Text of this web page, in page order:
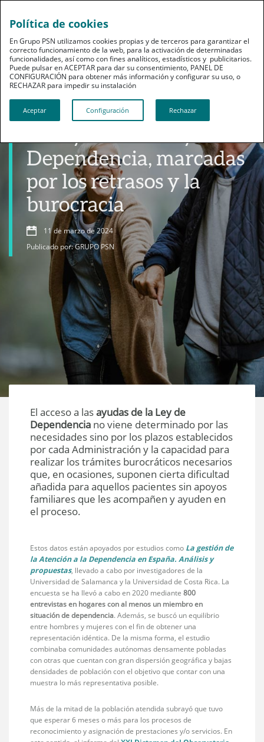
Dependencia
Dependencia, marcadas
por los retrasos y la
burocracia
11 de marzo de 2024
Publicado por: GRUPO PSN
El acceso a lasayudas de la Ley de
Dependencia no viene determinado por las
necesidades sino por los plazos establecidos
por cada Administración y la capacidad para
realizar los trámites burocráticos necesarios
que, en ocasiones, suponen cierta dificultad
añadida para aquellos pacientes sin apoyos
familiares que les acompañen y ayuden en
el proceso.
Estos datos están apoyados por estudios como La gestión de
la Atención a la Dependencia en España. Análisis y
propuestas, llevado a cabo por investigadores de la
Universidad de Salamanca y la Universidad de Costa Rica. La
encuesta se ha llevó a cabo en 2020 mediante800
entrevistas en hogares con al menos un miembro en
situación de dependencia. Además, se buscó un equilibrio
entre hombres y mujeres con el fin de obtener una
representación idéntica. De la misma forma, el estudio
combinaba comunidades autónomas densamente pobladas
con otras que cuentan con gran dispersión geográfica y bajas
densidades de población con el objetivo que contar con una
muestra lo más representativa posible.
Más de la mitad de la población atendida subrayó que tuvo
que esperar 6 meses o más para los procesos de
reconocimiento y asignación de prestaciones y/o servicios. En
Política de cookies
En Grupo PSN utilizamos cookies propias y de terceros para garantizar el
correcto funcionamiento de la web, para la activación de determinadas
funcionalidades, así como con fines analíticos, estadísticos y publicitarios.
Puede pulsar en ACEPTAR para dar su consentimiento, PANEL DE
CONFIGURACIÓN para obtener más información y configurar su uso, o
RECHAZAR para impedir su instalación​​​​​​​
Aceptar Configuración Rechazar